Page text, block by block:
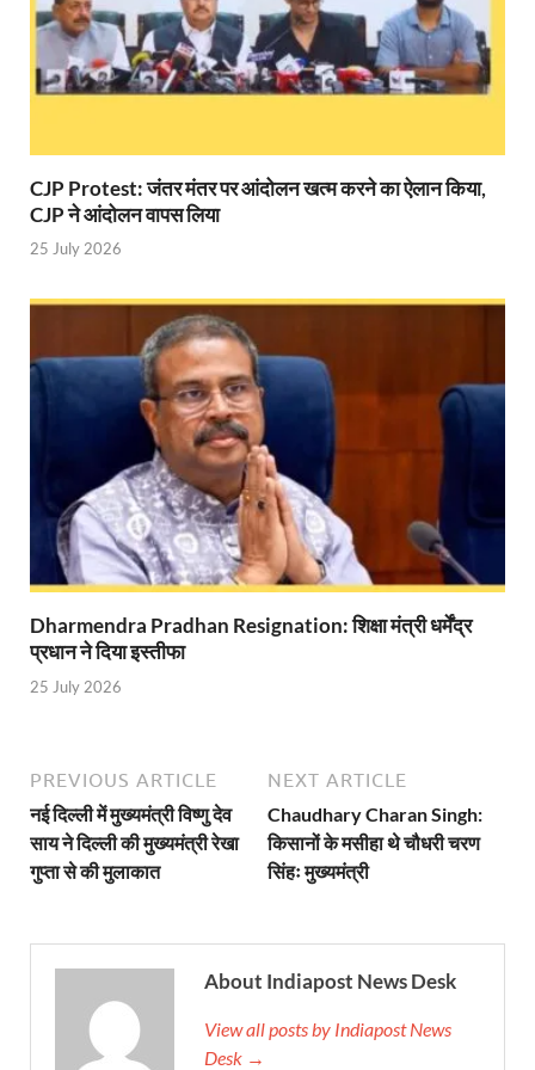
Shri Krishna Jaman bhumi: श्रीकृष्ण जन्मभूमि के
आईएसबीटी-मसूरी डायवर्जन कॉरिडोर का स्थलीय निरीक्षण
UP Budget 2026- 27: योगी सरकार का सेफ्टी,
Vande Bharat Express Train: वंदे भारत जैसी सेमी-हाई
UP Budget 2026: आवास एवं शहरी नियोजन के लिए
Guskhor Pandit: घूसखोर पंडत’ फिल्म के निर्देशक व
Union Budget Update: केंद्रीय बजट उत्तर प्रदेश के
Job Scheme For Youth: धामी सरकार ने प्रति माह
YEIDA Emerges: यीडा बना मेडिकल डिवाइस
House of Himalayas: हाउस आफ हिमालयाज बिक्री
Star Infomatic: बजट 2026–27 से भारत की डिजिटल
Budget Day: वित्त मंत्री निर्मला सीतारमण वाराणसी और
Budget 2026: वित्त मंत्री निर्मला सीतारमण पेश कर रही
Ajit Pawar Death: महाराष्ट्र के उपमुख्यमंत्री अजित
Bastar Story: बस्तर में लोकतंत्र की नई सुबह 47 गांवों में
UP Deputy CM KP Maurya: प्रयागराज पहुंचे डिप्टी
CJP Protest: जंतर मंतर पर आंदोलन खत्म करने का ऐलान किया,
CJP ने आंदोलन वापस लिया
25 July 2026
Dharmendra Pradhan Resignation: शिक्षा मंत्री धर्मेंद्र
प्रधान ने दिया इस्तीफा
25 July 2026
PREVIOUS ARTICLE
नई दिल्ली में मुख्यमंत्री विष्णु देव
साय ने दिल्ली की मुख्यमंत्री रेखा
गुप्ता से की मुलाकात
NEXT ARTICLE
Chaudhary Charan Singh:
किसानों के मसीहा थे चौधरी चरण
सिंहः मुख्यमंत्री
About Indiapost News Desk
View all posts by Indiapost News
Desk →